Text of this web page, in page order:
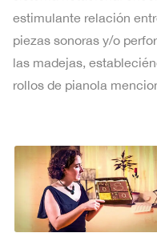
estimulante relación
piezas sonoras y/o
las madejas,
rollos de pianola